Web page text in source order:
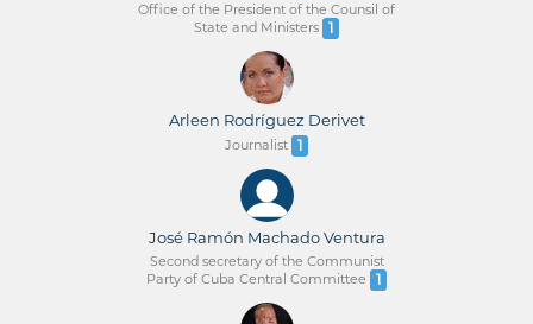
Office of the President of the Counsil of
State and Ministers 1
Arleen Rodríguez Derivet
Journalist 1
José Ramón Machado Ventura
Second secretary of the Communist
Party of Cuba Central Committee
1